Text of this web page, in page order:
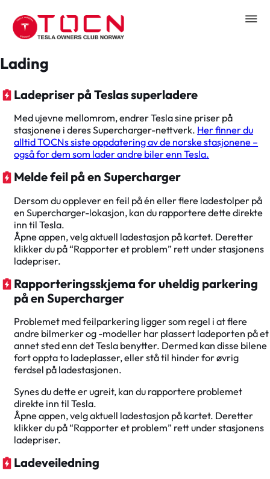
Lading
Ladepriser på Teslas superladere
Med ujevne mellomrom, endrer Tesla sine priser på
stasjonene i deres Supercharger-nettverk. Her finner du
alltid TOCNs siste oppdatering av de norske stasjonene –
også for dem som lader andre biler enn Tesla.
Melde feil på en Supercharger
Dersom du opplever en feil på én eller flere ladestolper på
en Supercharger-lokasjon, kan du rapportere dette direkte
inn til Tesla.
Åpne appen, velg aktuell ladestasjon på kartet. Deretter
klikker du på “Rapporter et problem” rett under stasjonens
ladepriser.
Rapporteringsskjema for uheldig parkering
på en Supercharger
Problemet med feilparkering ligger som regel i at flere
andre bilmerker og -modeller har plassert ladeporten på et
annet sted enn det Tesla benytter. Dermed kan disse bilene
fort oppta to ladeplasser, eller stå til hinder for øvrig
ferdsel på ladestasjonen.
Synes du dette er ugreit, kan du rapportere problemet
direkte inn til Tesla.
Åpne appen, velg aktuell ladestasjon på kartet. Deretter
klikker du på “Rapporter et problem” rett under stasjonens
ladepriser.
Ladeveiledning